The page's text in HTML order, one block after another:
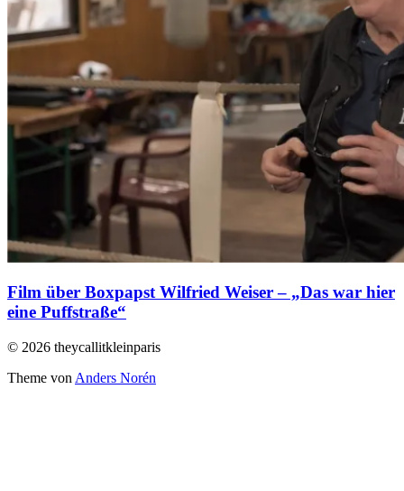
Film über Boxpapst Wilfried Weiser – „Das war hier
eine Puffstraße“
© 2026 theycallitkleinparis
Theme von Anders Norén